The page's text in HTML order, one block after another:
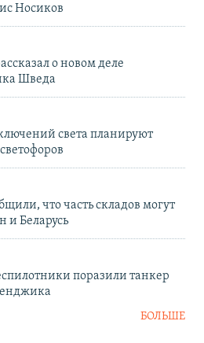
Носиков
о новом деле
Шведа
света планируют
что часть складов могут
и Беларусь
поразили танкер
БОЛЬШЕ